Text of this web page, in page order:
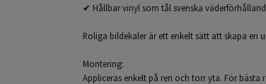
✔ Hållbar vinyl som tål svenska
Roliga bildekaler är ett enkelt sätt att skapa
Montering:
Appliceras enkelt på ren och torr yta. För